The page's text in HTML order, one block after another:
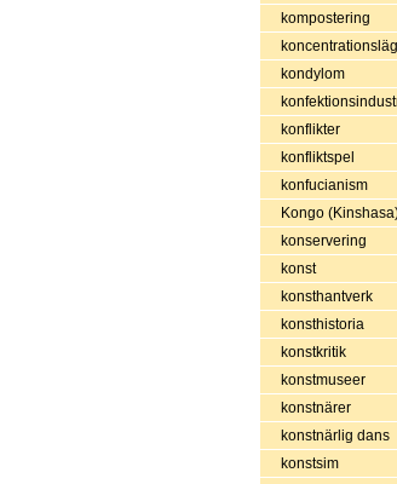
kompostering
kondylom
konflikter
konfliktspel
konfucianism
Kongo
konservering
konst
konsthantverk
konsthistoria
konstkritik
konstmuseer
konstnärer
konstnärlig dans
konstsim